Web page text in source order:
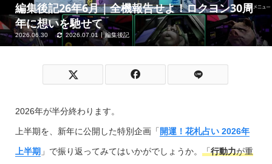
編集後記26年6月｜全機報告せよ！ロクヨン30周
年に想いを馳せて
2026.06.30 2026.07.01 編集後記
2026年が半分終わります。
上半期を、新年に公開した特別企画「 開運！花札占い 2026年
上半期 」で振り返ってみてはいかがでしょうか。 「行動力が重